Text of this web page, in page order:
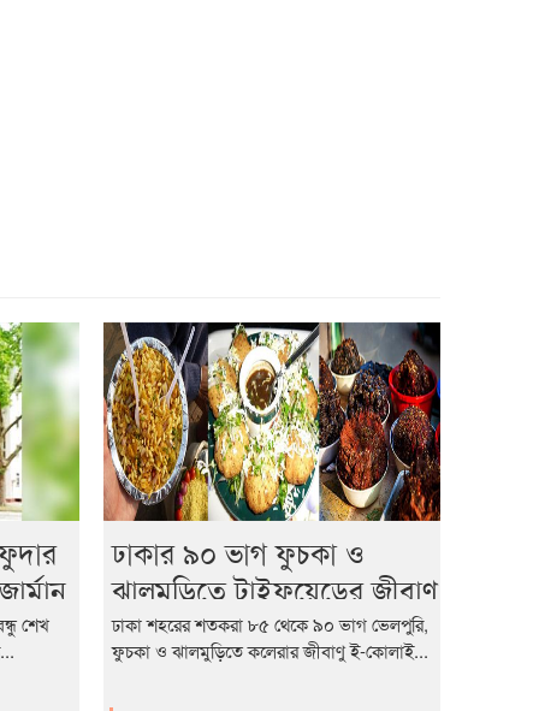
কমিউনিটি স্ক্রিন – ২০২৬ সিডনি চ্যাপ্টার
সফলভাবে অনুষ্ঠিত
শেখ
ঢাকার ৯০ ভাগ ফুচকা ও
ঝালমুড়িতে টাইফয়েডের জীবাণু
ঢাকা শহরের শতকরা ৮৫ থেকে ৯০ ভাগ ভেলপুরি,
ফুচকা ও ঝালমুড়িতে কলেরার জীবাণু ই-কোলাই...